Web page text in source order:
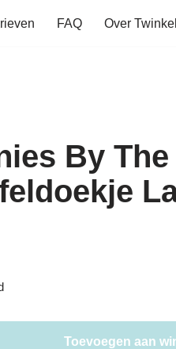
FAQ Over Twinkel
By
Toevoegen aan